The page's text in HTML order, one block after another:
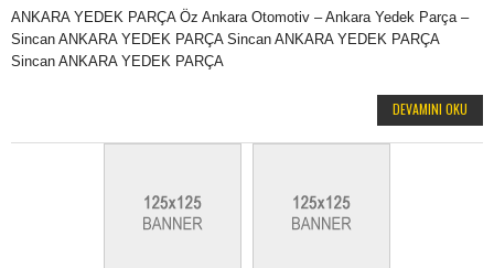
ANKARA YEDEK PARÇA Öz Ankara Otomotiv – Ankara Yedek Parça –
Sincan ANKARA YEDEK PARÇA Sincan ANKARA YEDEK PARÇA
Sincan ANKARA YEDEK PARÇA
DEVAMINI OKU